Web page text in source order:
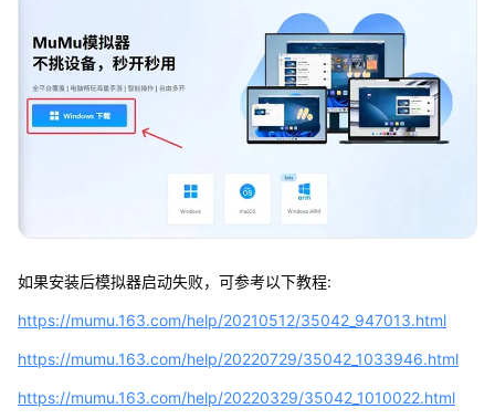
如果安装后模拟器启动失败，可参考以下教程:
https://mumu.163.com/help/20210512/35042_947013.html
https://mumu.163.com/help/20220729/35042_1033946.html
https://mumu.163.com/help/20220329/35042_1010022.html